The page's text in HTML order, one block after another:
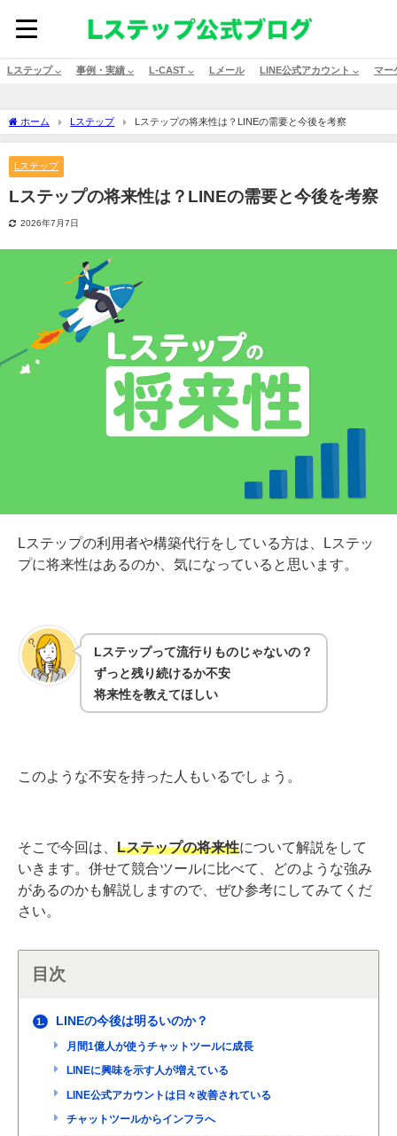
Lステップ ⌵ 事例・実績 ⌵ L-CAST ⌵ Lメール LINE公式アカウント ⌵ マー
ホーム Lステップ Lステップの将来性は？LINEの需要と今後を考察
Lステップ
Lステップの将来性は？LINEの需要と今後を考察
2026年7月7日
Lステップの利用者や構築代行をしている方は、Lステッ
プに将来性はあるのか、気になっていると思います。
Lステップって流行りものじゃないの？
ずっと残り続けるか不安
将来性を教えてほしい
このような不安を持った人もいるでしょう。
そこで今回は、 Lステップの将来性について解説をして
いきます。併せて競合ツールに比べて、どのような強み
があるのかも解説しますので、ぜひ参考にしてみてくだ
さい。
目次
1. LINEの今後は明るいのか？
月間1億人が使うチャットツールに成長
LINEに興味を示す人が増えている
LINE公式アカウントは日々改善されている
チャットツールからインフラへ